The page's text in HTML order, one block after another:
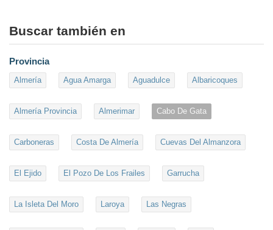
Buscar también en
Provincia
Almería Agua Amarga Aguadulce Albaricoques
Almería Provincia Almerimar Cabo De Gata
Carboneras Costa De Almería Cuevas Del Almanzora
El Ejido El Pozo De Los Frailes Garrucha
La Isleta Del Moro Laroya Las Negras